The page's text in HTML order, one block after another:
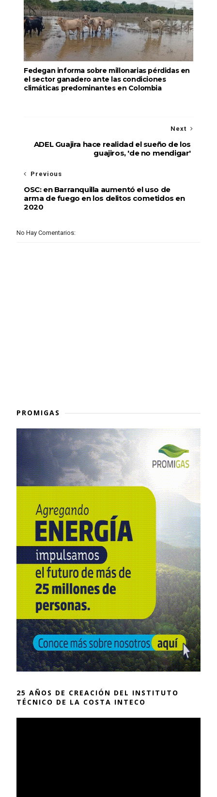
Fedegan informa sobre millonarias pérdidas en
el sector ganadero ante las condiciones
climáticas predominantes en Colombia
Next
ADEL Guajira hace realidad el sueño de los
guajiros, 'de no mendigar'
Previous
OSC: en Barranquilla aumentó el uso de
arma de fuego en los delitos cometidos en
2020
No Hay Comentarios:
PROMIGAS
25 AÑOS DE CREACIÓN DEL INSTITUTO
TÉCNICO DE LA COSTA INTECO